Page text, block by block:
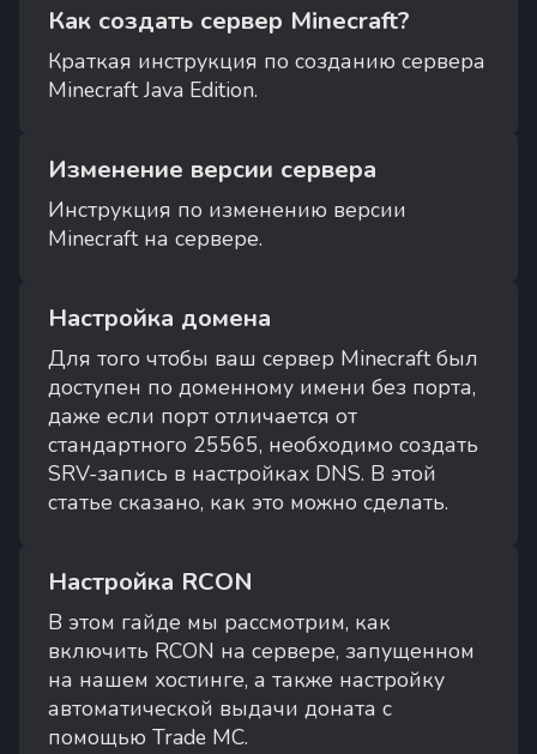
Как создать сервер Minecraft?
Краткая инструкция по созданию сервера
Minecraft Java Edition.
Изменение версии сервера
Инструкция по изменению версии
Minecraft на сервере.
Настройка домена
Для того чтобы ваш сервер Minecraft был
доступен по доменному имени без порта,
даже если порт отличается от
стандартного 25565, необходимо создать
SRV-запись в настройках DNS. В этой
статье сказано, как это можно сделать.
Настройка RCON
В этом гайде мы рассмотрим, как
включить RCON на сервере, запущенном
на нашем хостинге, а также настройку
автоматической выдачи доната с
помощью Trade MC.